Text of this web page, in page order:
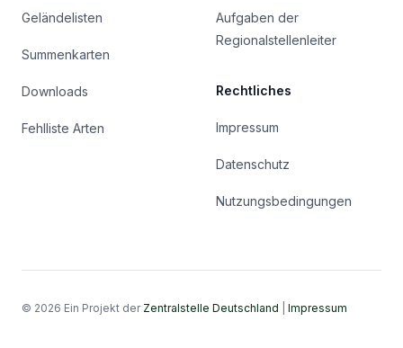
Geländelisten
Summenkarten
Downloads
Fehlliste Arten
Aufgaben der
Regionalstellenleiter
Rechtliches
Impressum
Datenschutz
Nutzungsbedingungen
© 2026 Ein Projekt der Zentralstelle Deutschland Impressum